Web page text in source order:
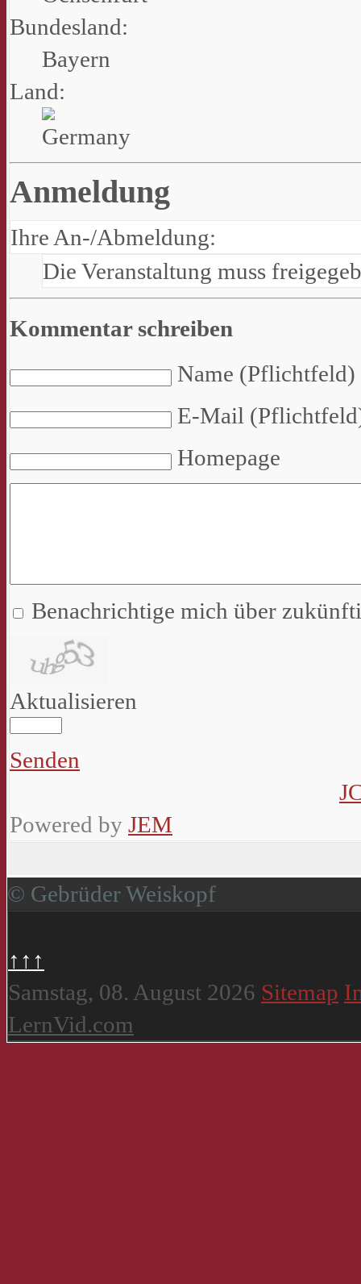
Bundesland:
Bayern
Land:
Anmeldung
Ihre An-/Abmeldung:
Die Veranstaltung muss
Kommentar schreiben
Name (Pflichtfeld)
E-Mail
Homepage
Benachrichtige mich über
Aktualisieren
Senden
Powered by JEM
© Gebrüder Weiskopf
↑↑↑
Samstag, 08. August 2026 Sitemap
LernVid.com